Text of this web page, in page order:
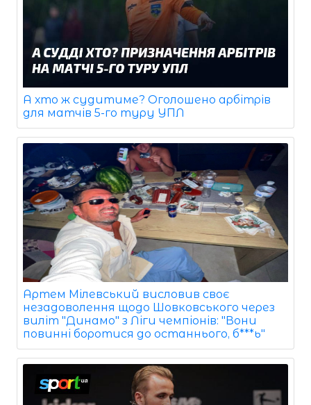
А хто ж судитиме? Оголошено арбітрів
для матчів 5-го туру УПЛ
Артем Мілевський висловив своє
незадоволення щодо Шовковського через
виліт "Динамо" з Ліги чемпіонів: "Вони
повинні боротися до останнього, б***ь"